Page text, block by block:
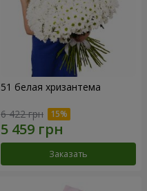
51 белая хризантема
6 422 грн
Заказать